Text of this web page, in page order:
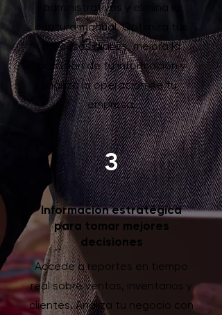
administrativos y elimina la
captura manual. Optimiza tus
procesos diarios, mejora la
precisión de tu información y
agiliza la operación de tu
empresa.
3
Información estratégica
para tomar mejores
decisiones
Accede a reportes en tiempo
real sobre ventas, inventarios y
clientes. Analiza tu negocio con